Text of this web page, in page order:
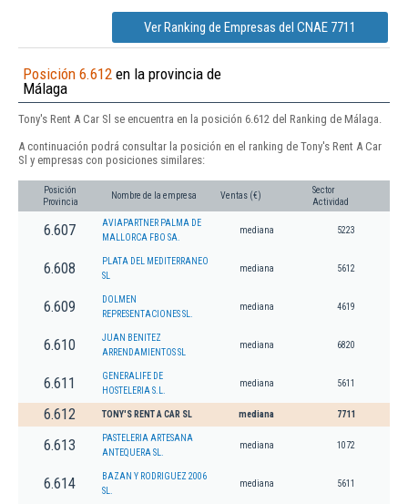
Ver Ranking de Empresas del CNAE 7711
Posición 6.612 en la provincia de
Málaga
Tony's Rent A Car Sl se encuentra en la posición 6.612 del Ranking de Málaga.
A continuación podrá consultar la posición en el ranking de Tony's Rent A Car
Sl y empresas con posiciones similares:
Posición
Provincia
Nombre de la empresa Ventas (€)
Sector
Actividad
6.607
AVIAPARTNER PALMA DE
MALLORCA FBO SA.
mediana 5223
6.608
PLATA DEL MEDITERRANEO
SL
mediana 5612
6.609
DOLMEN
REPRESENTACIONES SL.
mediana 4619
6.610
JUAN BENITEZ
ARRENDAMIENTOS SL
mediana 6820
6.611
GENERALIFE DE
HOSTELERIA S.L.
mediana 5611
6.612 TONY'S RENT A CAR SL mediana 7711
6.613
PASTELERIA ARTESANA
ANTEQUERA SL.
mediana 1072
6.614
BAZAN Y RODRIGUEZ 2006
SL.
mediana 5611